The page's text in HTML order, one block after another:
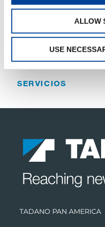
ALLOW
USE
QUICK LINKS
RESUMEN DE
VENTAS Y
SERVICIOS
TADANO PAN AMERICA